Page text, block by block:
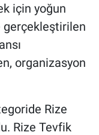
için yoğun
gerçekleştirilen
organizasyon
Rize
Rize Tevfik